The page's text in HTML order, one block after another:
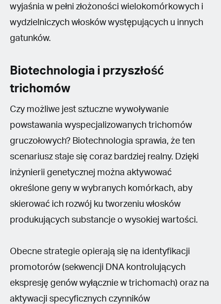
wyjaśnia w pełni złożoności wielokomórkowych i
wydzielniczych włosków występujących u innych
gatunków.
Biotechnologia i przyszłość
trichomów
Czy możliwe jest sztuczne wywoływanie
powstawania wyspecjalizowanych trichomów
gruczołowych? Biotechnologia sprawia, że ten
scenariusz staje się coraz bardziej realny. Dzięki
inżynierii genetycznej można aktywować
określone geny w wybranych komórkach, aby
skierować ich rozwój ku tworzeniu włosków
produkujących substancje o wysokiej wartości.
Obecne strategie opierają się na identyfikacji
promotorów (sekwencji DNA kontrolujących
ekspresję genów wyłącznie w trichomach) oraz na
aktywacji specyficznych czynników